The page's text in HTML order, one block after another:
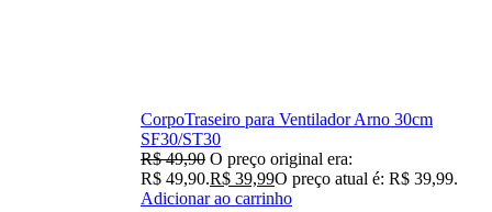
CorpoTraseiro para Ventilador Arno 30cm
SF30/ST30
R$49,90 O preço original era:
R$ 49,90.R$ 39,99O preço atual é: R$ 39,99.
Adicionar ao carrinho